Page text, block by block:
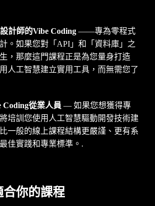
計師的Vibe Coding ——專為零程式
。如果您對「API」和「資料庫」之
，那麼這門課程正是為您量身打造
人工智慧建立實用工具，而無需您了
Coding從業人員 — 如果您想獲得專
培訓您使用人工智慧驅動開發技術建
一般的線上課程結構更嚴謹、更有系
佳實踐和專業標準。.
你的課程